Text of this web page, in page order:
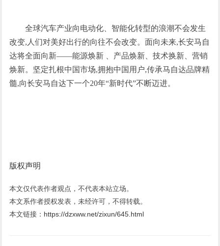
全球汽车产业向电动化、智能化转型的浪潮不会发生
改变,人们对美好出行的向往不会改变。面向未来,长安马自
达将全面向新——能源焕新 、产品焕新、技术换新、营销
焕新。坚定扎根中国市场,拥抱中国用户,传承马自达品牌精
髓,向长安马自达下一个20年“新时代”不断迈进。
版权声明
本文仅代表作者观点，不代表本站立场。
本文系作者授权发表，未经许可，不得转载。
本文链接： https://dzxww.net/zixun/645.html